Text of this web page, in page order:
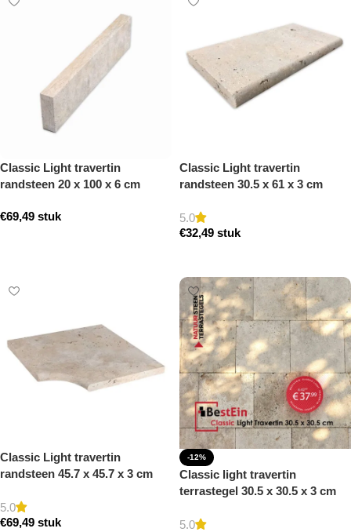
Classic Light travertin
randsteen 20 x 100 x 6 cm
getrommeld
€69,49 stuk
Classic Light travertin
randsteen 30.5 x 61 x 3 cm
getrommeld
5.0
€32,49 stuk
Classic Light travertin
randsteen 45.7 x 45.7 x 3 cm
getrommeld
5.0
€69,49 stuk
-12%
Classic light travertin
terrastegel 30.5 x 30.5 x 3 cm
5.0